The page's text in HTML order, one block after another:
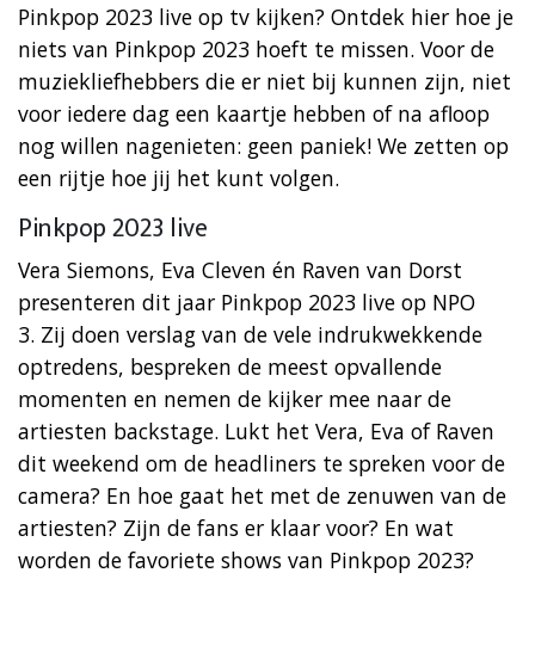
Pinkpop 2023 live op tv kijken? Ontdek hier hoe je
niets van Pinkpop 2023 hoeft te missen. Voor de
muziekliefhebbers die er niet bij kunnen zijn, niet
voor iedere dag een kaartje hebben of na afloop
nog willen nagenieten: geen paniek! We zetten op
een rijtje hoe jij het kunt volgen.
Pinkpop 2023 live
Vera Siemons, Eva Cleven én Raven van Dorst
presenteren dit jaar Pinkpop 2023 live op NPO
3. Zij doen verslag van de vele indrukwekkende
optredens, bespreken de meest opvallende
momenten en nemen de kijker mee naar de
artiesten backstage. Lukt het Vera, Eva of Raven
dit weekend om de headliners te spreken voor de
camera? En hoe gaat het met de zenuwen van de
artiesten? Zijn de fans er klaar voor? En wat
worden de favoriete shows van Pinkpop 2023?